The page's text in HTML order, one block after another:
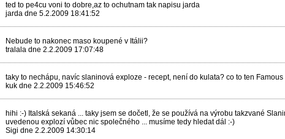
ted to pe4cu voni to dobre,az to ochutnam tak napisu jarda
jarda dne 5.2.2009 18:41:52
Nebude to nakonec maso koupené v Itálii?
tralala dne 2.2.2009 17:07:48
taky to nechápu, navíc slaninová exploze - recept, není do kulata? co to ten
kuk dne 2.2.2009 15:46:52
hihi :-) Italská sekaná ... taky jsem se dočetl, že se používá na výrobu takzvané
uvedenou explozí vůbec nic společného ... musíme tedy hledat dál :-)
Sigi dne 2.2.2009 14:30:14